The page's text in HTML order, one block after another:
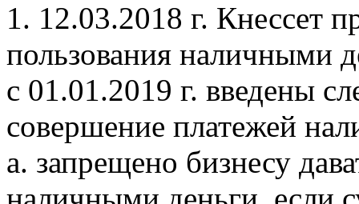
1. 12.03.2018 г. Кнессет
пользования наличными
с 01.01.2019 г. введены
совершение платежей
а. запрещено бизнесу